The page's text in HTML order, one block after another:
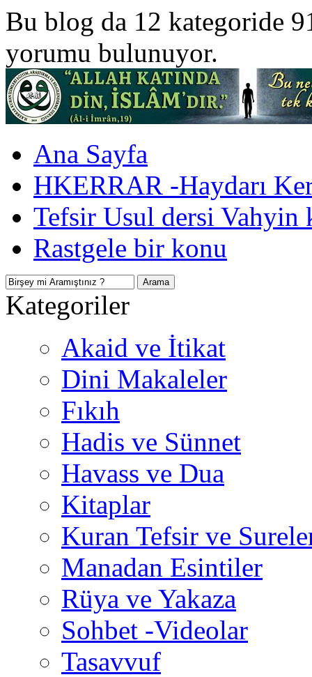
Bu blog da 12 kategoride
yorumu bulunuyor.
Ana Sayfa
HKERRAR -Haydarı
Tefsir Usul dersi Vahyin
Rastgele bir konu
Kategoriler
Akaid ve İtikat
Dini Makaleler
Fıkıh
Hadis ve Sünnet
Havass ve Dua
Kitaplar
Kuran Tefsir ve
Manadan Esintiler
Rüya ve Yakaza
Sohbet -Videolar
Tasavvuf